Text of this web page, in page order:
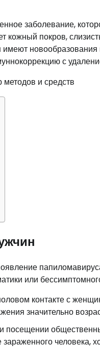
заболевание,
покров,
имеют
с
или
контакте с
значительно
посещении
человека,